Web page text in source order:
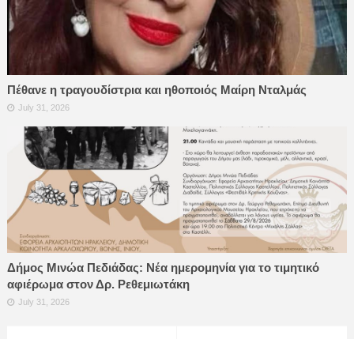
Πέθανε η τραγουδίστρια και ηθοποιός Μαίρη Νταλμάς
July 31, 2026
Δήμος Μινώα Πεδιάδας: Νέα ημερομηνία για το τιμητικό
αφιέρωμα στον Δρ. Ρεθεμιωτάκη
July 31, 2026